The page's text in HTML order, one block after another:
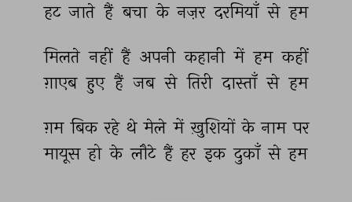
हट जाते हैं बचा के नज़र दरमियाँ से हम
मिलते नहीं हैं अपनी कहानी में हम कहीं
ग़ाएब हुए हैं जब से तिरी दास्ताँ से हम
ग़म बिक रहे थे मेले में ख़ुशियों के नाम पर
मायूस हो के लौटे हैं हर इक दुकाँ से हम